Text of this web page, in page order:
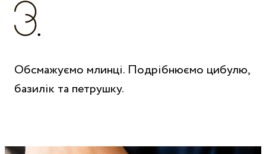
Обсмажуємо млинці. Подрібнюємо цибулю,
базилік та петрушку.